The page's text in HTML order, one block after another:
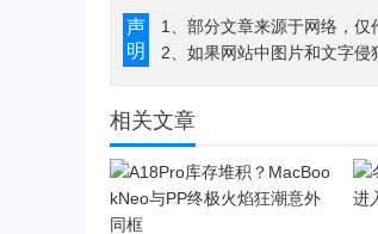
声
明
1、部分文章来源于网络，仅
2、如果网站中图片和文字
相关文章